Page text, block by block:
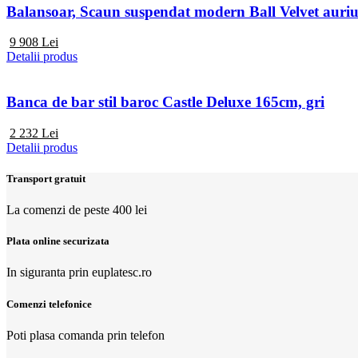
Balansoar, Scaun suspendat modern Ball Velvet
9 908 Lei
Detalii produs
Banca de bar stil baroc Castle Deluxe 165cm, gri
2 232 Lei
Detalii produs
Transport gratuit
La comenzi de peste 400 lei
Plata online securizata
In siguranta prin euplatesc.ro
Comenzi telefonice
Poti plasa comanda prin telefon